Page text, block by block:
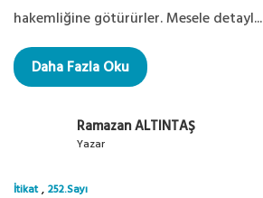
hakemliğine götürürler. Mesele detayl...
Daha Fazla Oku
Ramazan ALTINTAŞ
Yazar
İtikat , 252.Sayı